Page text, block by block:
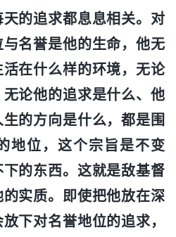
的追求都息息相关。对
名誉是他的生命，他无
在什么样的环境，无论
论他的追求是什么、他
的方向是什么，都是围
地位，这个宗旨是不变
的东西。这就是敌基督
实质。即使把他放在深
下对名誉地位的追求，